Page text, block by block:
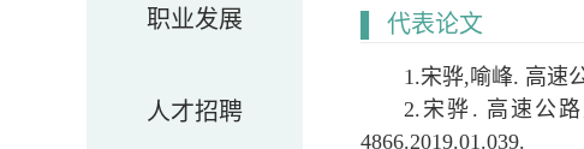
职业发展
人才招聘
代表论文
1.宋骅,喻峰. 高速
2.宋骅. 高速公
4866.2019.01.039.